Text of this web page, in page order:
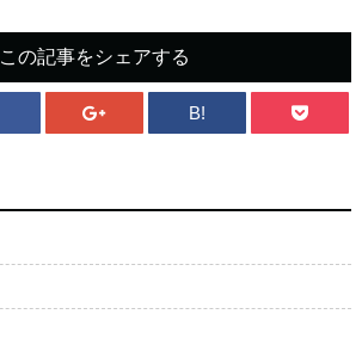
この記事をシェアする
B!